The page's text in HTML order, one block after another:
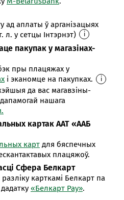
ад аплаты ў арганізацыях
л. у сетцы Інтэрнэт)
i
пакупак у магазінах-
пры плацяжах у
і эканомце на пакупках. i
да вас магавзіны-
нашага
картак ААТ «ААБ
карт для бяспечных
плацяжоў.
Сфера Белкарт
карткамі Белкарт па
«Белкарт Pay».